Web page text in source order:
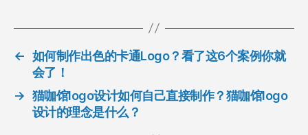
← 如何制作出色的卡通Logo？看了这6个案例你就
会了！
→ 猫咖馆logo设计如何自己直接制作？猫咖馆logo
设计的理念是什么？